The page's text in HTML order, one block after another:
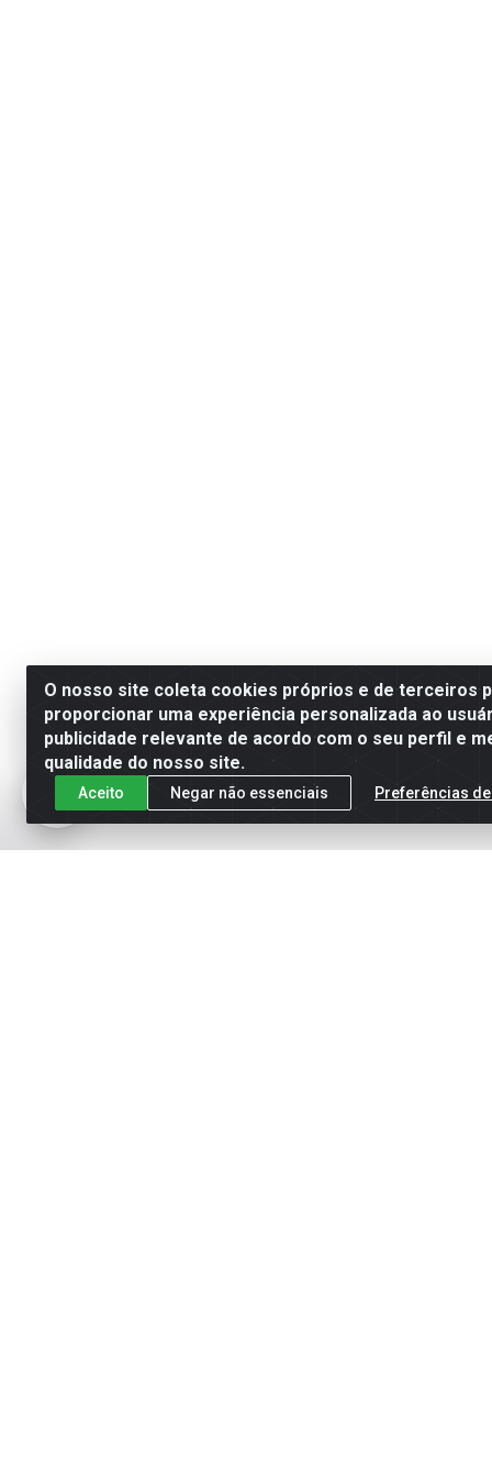
O nosso site coleta cookies próprios e de terceiros
proporcionar uma experiência personalizada ao
publicidade relevante de acordo com o seu perfil e
qualidade do nosso site.
Aceito Negar não essenciais Preferências